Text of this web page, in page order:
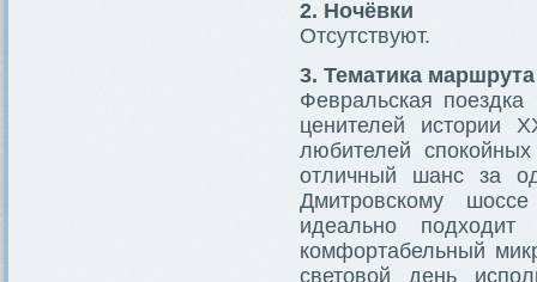
2. Ночёвки
Отсутствуют.
3. Тематика маршрута
Февральская
ценителей истории
любителей
отличный шанс за
Дмитровскому
идеально
комфортабельный
световой день